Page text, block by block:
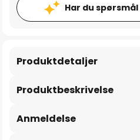
Har du
Produktbeskrivelse
Produktdetaljer
Anmeldelse